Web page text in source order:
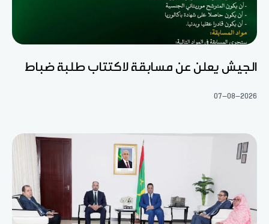
الجيش يعلن عن مسابقة لاكتتاب طلبة ضباط
07-08-2026